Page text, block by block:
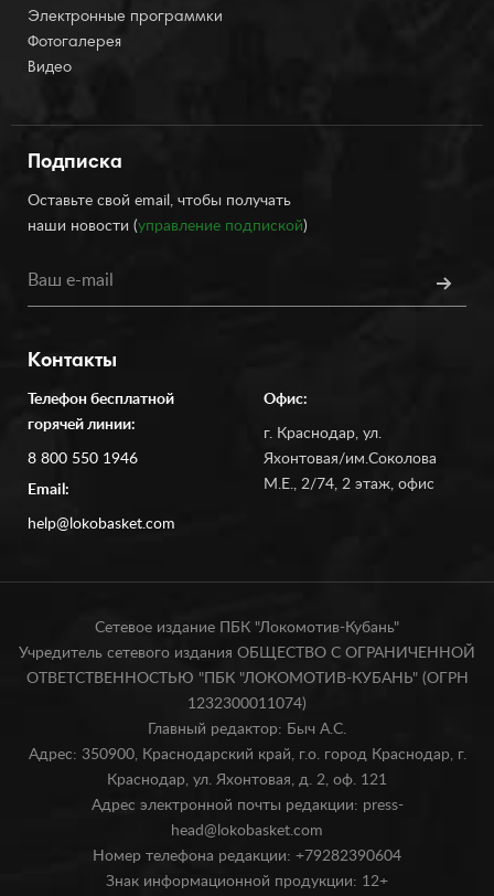
Электронные программки
Фотогалерея
Видео
Подписка
Оставьте свой email, чтобы получать
наши новости (управление подпиской)
Контакты
Телефон бесплатной
горячей линии:
8 800 550 1946
Email:
help@lokobasket.com
Офис:
г. Краснодар, ул.
Яхонтовая/им.Соколова
М.Е., 2/74, 2 этаж, офис
Сетевое издание ПБК "Локомотив-Кубань"
Учредитель сетевого издания ОБЩЕСТВО С ОГРАНИЧЕННОЙ
ОТВЕТСТВЕННОСТЬЮ "ПБК "ЛОКОМОТИВ-КУБАНЬ" (ОГРН
1232300011074)
Главный редактор: Быч А.С.
Адрес: 350900, Краснодарский край, г.о. город Краснодар, г.
Краснодар, ул. Яхонтовая, д. 2, оф. 121
Адрес электронной почты редакции: press-
head@lokobasket.com
Номер телефона редакции: +79282390604
Знак информационной продукции: 12+